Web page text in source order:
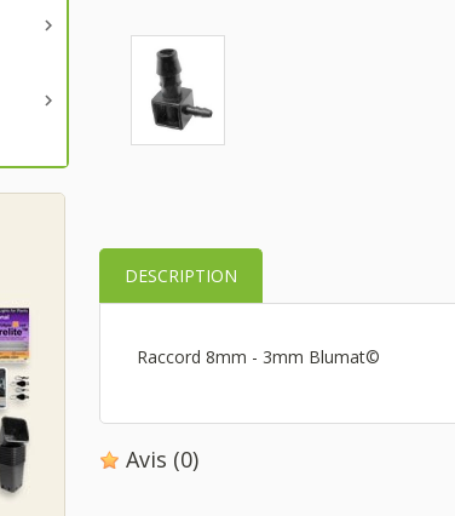


DESCRIPTION
Raccord 8mm - 3mm Blumat©
Avis (0)